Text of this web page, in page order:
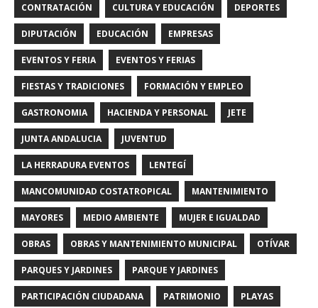
CONTRATACIÓN CULTURA Y EDUCACIÓN DEPORTES
DIPUTACIÓN EDUCACIÓN EMPRESAS
EVENTOS Y FERIA EVENTOS Y FERIAS
FIESTAS Y TRADICIONES FORMACIÓN Y EMPLEO
GASTRONOMIA HACIENDA Y PERSONAL JETE
JUNTA ANDALUCIA JUVENTUD
LA HERRADURA EVENTOS LENTEGÍ
MANCOMUNIDAD COSTATROPICAL MANTENIMIENTO
MAYORES MEDIO AMBIENTE MUJER E IGUALDAD
OBRAS OBRAS Y MANTENIMIENTO MUNICIPAL OTÍVAR
PARQUES Y JARDINES PARQUE Y JARDINES
PARTICIPACIÓN CIUDADANA PATRIMONIO PLAYAS